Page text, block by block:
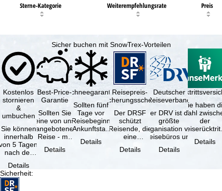
Sterne-Kategorie Weiterempfehlungsrate Preis
Sicher buchen mit SnowTrex-Vorteilen
Kostenlos
stornieren
&
umbuchen
Sie können
innerhalb
5 Tagen
nach der
kostenfrei
…
Details
Best-Price-
Garantie
Sollten Sie
eine von uns
angebotene
Reise - mit
Verfügbarkeit
Details
Schneegarantie
Sollten fünf
Tage vor
Reisebeginn
(Ankunftstag)
Schneemangel
Details
Reisepreis-
Sicherungsschein
Der DRSF
schützt
Reisende, die
eine
oder
Details
Deutscher
Reiseverband
Der DRV ist die
größte
Organisation von
Reisebüros und
Reiseveranstaltern
in …
Details
Sie haben
Wahl
der
(inklusive
Details
Sicherheit: